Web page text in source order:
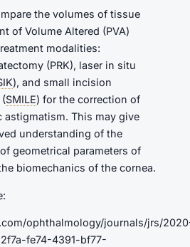
the volumes of tissue
of Volume Altered (PVA)
modalities:
(PRK), laser in situ
), and small incision
(SMILE) for the correction of
astigmatism. This may give
understanding of the
geometrical parameters of
biomechanics of the cornea.
ophthalmology/journals/jrs/
fe74-4391-bf77-